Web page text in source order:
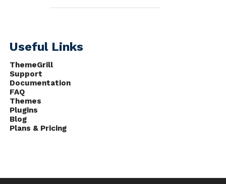
Useful Links
ThemeGrill
Support
Documentation
FAQ
Themes
Plugins
Blog
Plans & Pricing